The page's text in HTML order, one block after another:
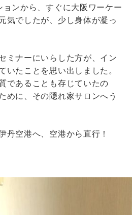
ンから、すぐに大阪ワーケー
気でしたが、少し身体が凝っ
ミナーにいらした方が、イン
いたことを思い出しました。
であることも存じていたの
めに、その隠れ家サロンへう
丹空港へ、空港から直行！